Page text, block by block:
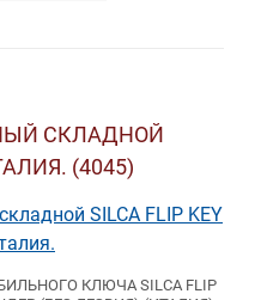
СКЛАДНОЙ
(4045)
КЛЮЧА SILCA FLIP